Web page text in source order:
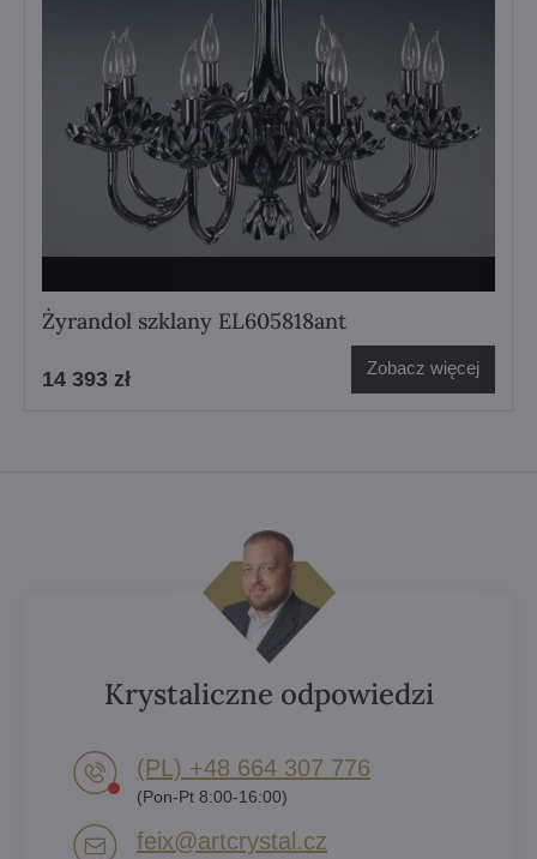
Żyrandol szklany EL605818ant
14 393 zł Zobacz więcej
Krystaliczne odpowiedzi
(PL) +48 664 307 776
(Pon-Pt 8:00-16:00)
feix​@artcrystal​.cz